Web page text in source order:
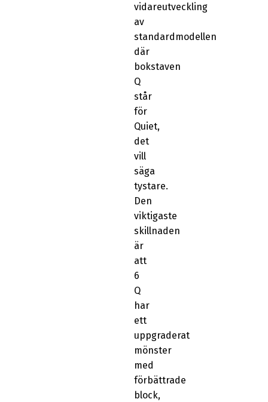
vidareutveckling
av
standardmodellen
där
bokstaven
Q
står
för
Quiet,
det
vill
säga
tystare.
Den
viktigaste
skillnaden
är
att
6
Q
har
ett
uppgraderat
mönster
med
förbättrade
block,